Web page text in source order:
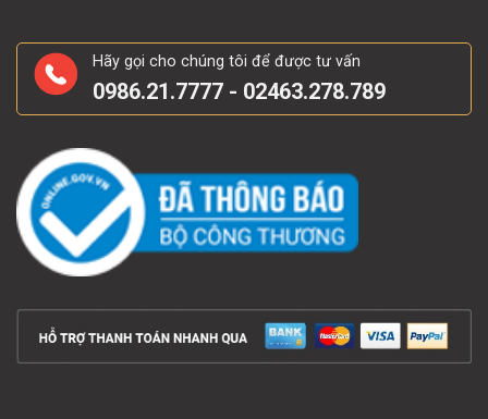
Hãy gọi cho chúng tôi để được tư vấn